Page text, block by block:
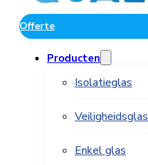
Offerte
Producten
Isolatieglas
Veiligheidsglas
Enkel glas